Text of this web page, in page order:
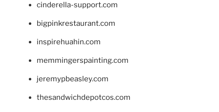
cinderella-support.com
bigpinkrestaurant.com
inspirehuahin.com
memmingerspainting.com
jeremypbeasley.com
thesandwichdepotcos.com